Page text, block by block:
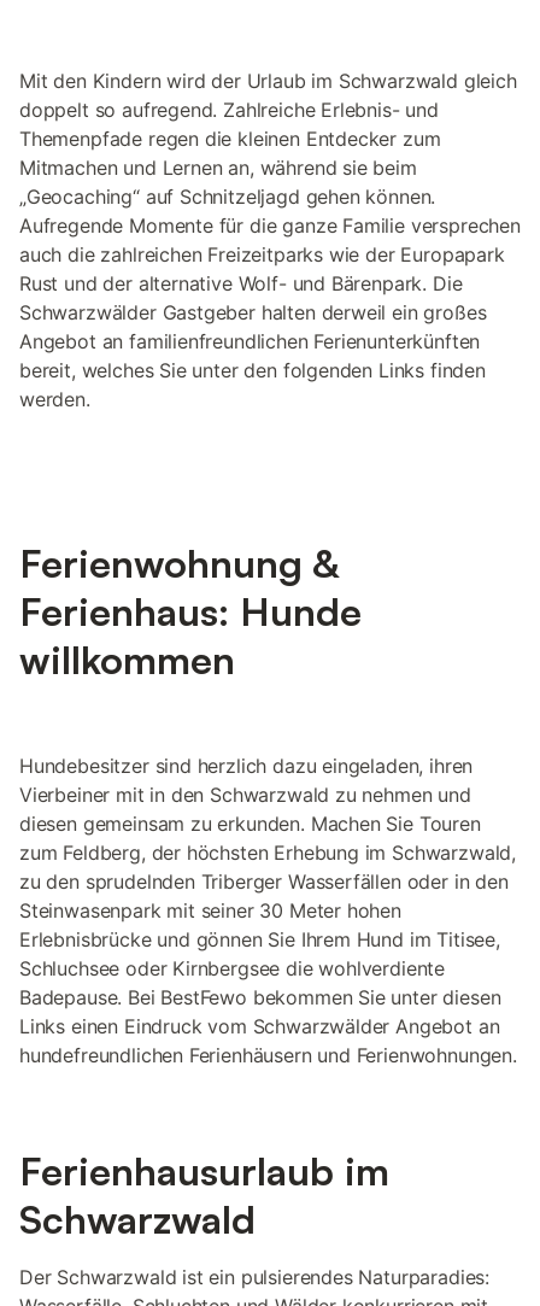
Mit den Kindern wird der Urlaub im Schwarzwald gleich
doppelt so aufregend. Zahlreiche Erlebnis- und
Themenpfade regen die kleinen Entdecker zum
Mitmachen und Lernen an, während sie beim
„Geocaching“ auf Schnitzeljagd gehen können.
Aufregende Momente für die ganze Familie versprechen
auch die zahlreichen Freizeitparks wie der Europapark
Rust und der alternative Wolf- und Bärenpark. Die
Schwarzwälder Gastgeber halten derweil ein großes
Angebot an familienfreundlichen Ferienunterkünften
bereit, welches Sie unter den folgenden Links finden
werden.
Ferienwohnung &
Ferienhaus: Hunde
willkommen
Hundebesitzer sind herzlich dazu eingeladen, ihren
Vierbeiner mit in den Schwarzwald zu nehmen und
diesen gemeinsam zu erkunden. Machen Sie Touren
zum Feldberg, der höchsten Erhebung im Schwarzwald,
zu den sprudelnden Triberger Wasserfällen oder in den
Steinwasenpark mit seiner 30 Meter hohen
Erlebnisbrücke und gönnen Sie Ihrem Hund im Titisee,
Schluchsee oder Kirnbergsee die wohlverdiente
Badepause. Bei BestFewo bekommen Sie unter diesen
Links einen Eindruck vom Schwarzwälder Angebot an
hundefreundlichen Ferienhäusern und Ferienwohnungen.
Ferienhausurlaub im
Schwarzwald
Der Schwarzwald ist ein pulsierendes Naturparadies: